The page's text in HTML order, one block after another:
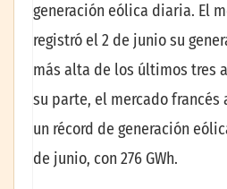
generación eólica diaria. El
registró el 2 de junio su
más alta de los últimos tres
su parte, el mercado francés
un récord de generación
de junio, con 276 GWh.